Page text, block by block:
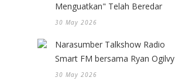
Menguatkan" Telah Beredar
30 May 2026
Narasumber Talkshow Radio
Smart FM bersama Ryan Ogilvy
30 May 2026